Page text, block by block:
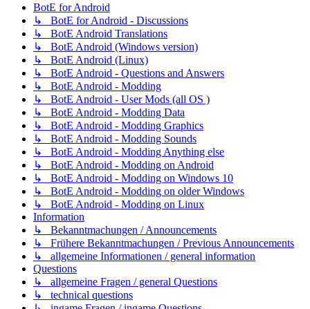
BotE for Android
↳ BotE for Android - Discussions
↳ BotE Android Translations
↳ BotE Android (Windows version)
↳ BotE Android (Linux)
↳ BotE Android - Questions and Answers
↳ BotE Android - Modding
↳ BotE Android - User Mods (all OS )
↳ BotE Android - Modding Data
↳ BotE Android - Modding Graphics
↳ BotE Android - Modding Sounds
↳ BotE Android - Modding Anything else
↳ BotE Android - Modding on Android
↳ BotE Android - Modding on Windows 10
↳ BotE Android - Modding on older Windows
↳ BotE Android - Modding on Linux
Information
↳ Bekanntmachungen / Announcements
↳ Frühere Bekanntmachungen / Previous Announcements
↳ allgemeine Informationen / general information
Questions
↳ allgemeine Fragen / general Questions
↳ technical questions